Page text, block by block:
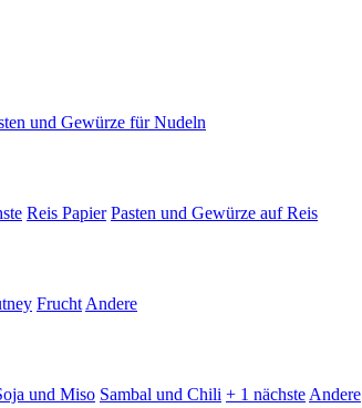
und Gewürze für Nudeln
Reis Papier Pasten und Gewürze auf Reis
Frucht Andere
und Miso Sambal und Chili + 1 nächste Andere